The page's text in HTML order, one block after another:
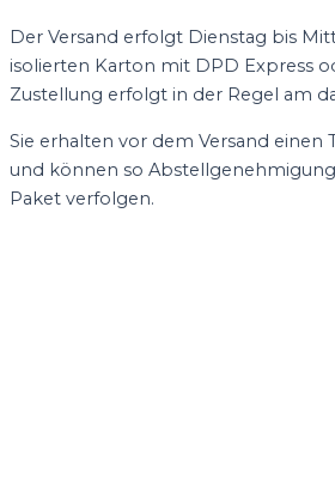
Der Versand erfolgt Dienstag bis
isolierten Karton mit DPD Express
Zustellung erfolgt in der Regel am
Sie erhalten vor dem Versand einen
und können so
Paket verfolgen.